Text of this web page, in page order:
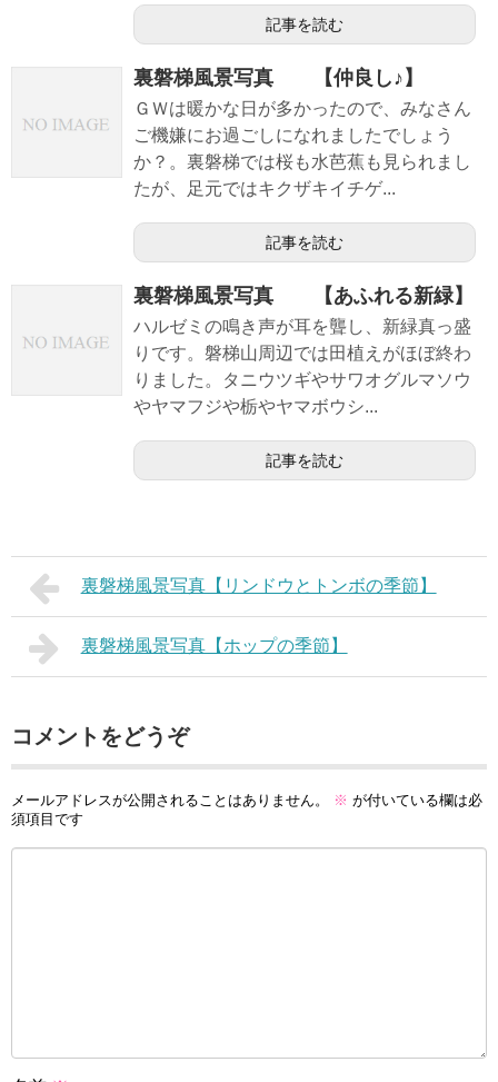
記事を読む
裏磐梯風景写真 【仲良し♪】
ＧＷは暖かな日が多かったので、みなさん
ご機嫌にお過ごしになれましたでしょう
か？。裏磐梯では桜も水芭蕉も見られまし
たが、足元ではキクザキイチゲ...
記事を読む
裏磐梯風景写真 【あふれる新緑】
ハルゼミの鳴き声が耳を聾し、新緑真っ盛
りです。磐梯山周辺では田植えがほぼ終わ
りました。タニウツギやサワオグルマソウ
やヤマフジや栃やヤマボウシ...
記事を読む
裏磐梯風景写真【リンドウとトンボの季節】
裏磐梯風景写真【ホップの季節】
コメントをどうぞ
メールアドレスが公開されることはありません。 ※ が付いている欄は必
須項目です